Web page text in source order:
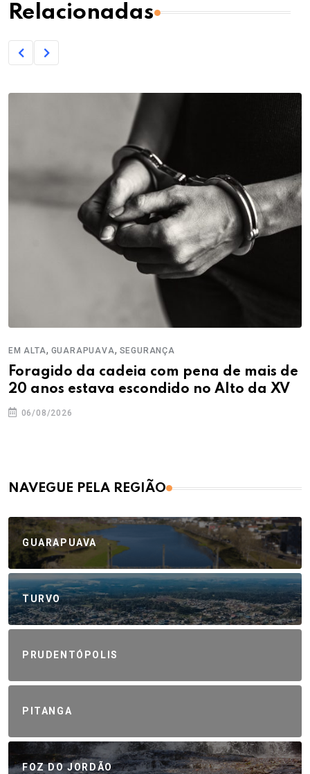
Relacionadas
EM ALTA, GUARAPUAVA, SEGURANÇA
Foragido da cadeia com pena de mais de
20 anos estava escondido no Alto da XV
06/08/2026
NAVEGUE PELA REGIÃO
GUARAPUAVA
TURVO
PRUDENTÓPOLIS
PITANGA
FOZ DO JORDÃO